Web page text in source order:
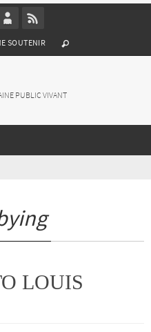
SOUTENIR
PUBLIC VIVANT
LOUIS